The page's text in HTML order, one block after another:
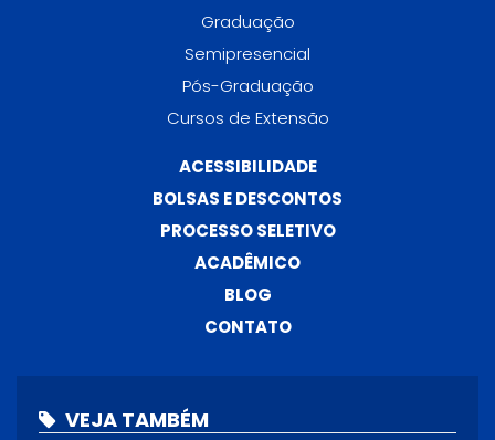
Graduação
Semipresencial
Pós-Graduação
Cursos de Extensão
ACESSIBILIDADE
BOLSAS E DESCONTOS
PROCESSO SELETIVO
ACADÊMICO
BLOG
CONTATO
VEJA TAMBÉM